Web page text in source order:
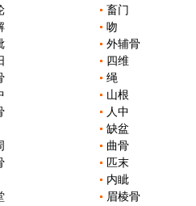
畜门
吻
外辅骨
四维
绳
山根
人中
缺盆
曲骨
匹末
内眦
眉棱骨